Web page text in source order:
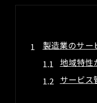
製造業のサ
地域特性
サービス
駒ケ原